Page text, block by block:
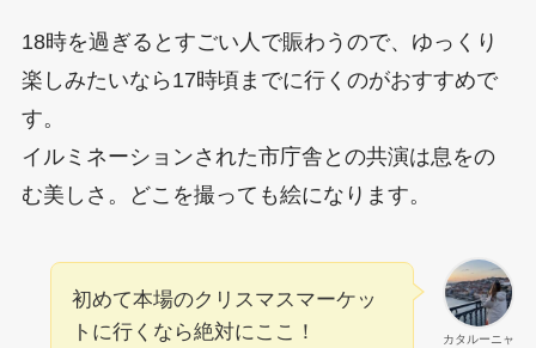
18時を過ぎるとすごい人で賑わうので、ゆっくり
楽しみたいなら17時頃までに行くのがおすすめで
す。
イルミネーションされた市庁舎との共演は息をの
む美しさ。どこを撮っても絵になります。
カタルーニャ
初めて本場のクリスマスマーケッ
トに行くなら絶対にここ！